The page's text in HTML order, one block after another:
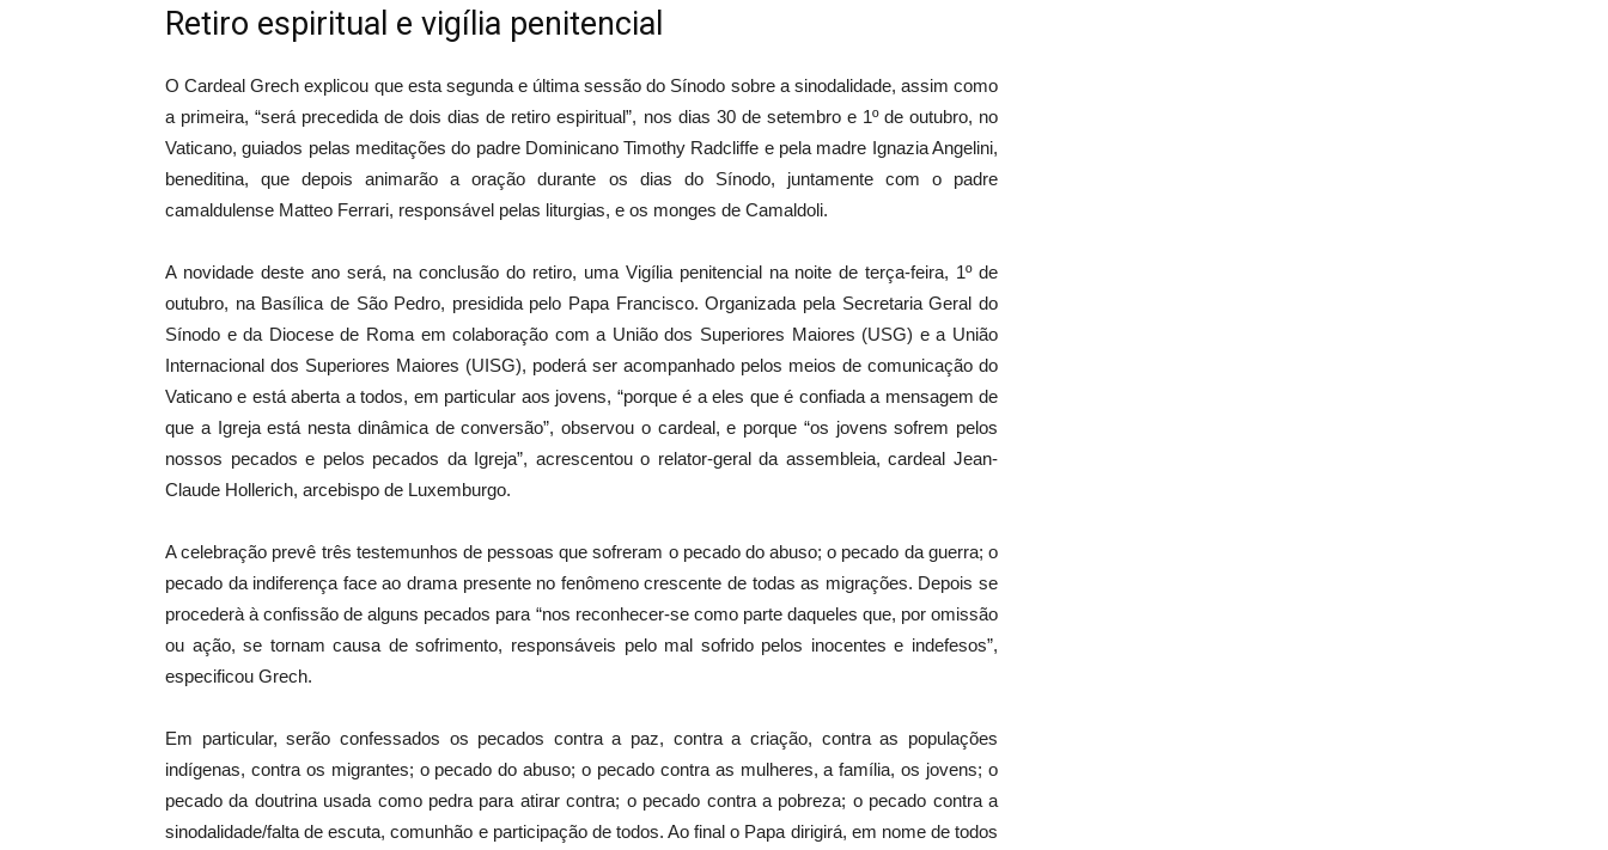
ou
para
baixo
para
diminuir
o
volume.
Retiro espiritual e vigília penitencial
O Cardeal Grech explicou que esta segunda e última sessão do Sínodo sobre a sinodalidade, assim como
a primeira, “será precedida de dois dias de retiro espiritual”, nos dias 30 de setembro e 1º de outubro, no
Vaticano, guiados pelas meditações do padre Dominicano Timothy Radcliffe e pela madre Ignazia Angelini,
beneditina, que depois animarão a oração durante os dias do Sínodo, juntamente com o padre
camaldulense Matteo Ferrari, responsável pelas liturgias, e os monges de Camaldoli.
A novidade deste ano será, na conclusão do retiro, uma Vigília penitencial na noite de terça-feira, 1º de
outubro, na Basílica de São Pedro, presidida pelo Papa Francisco. Organizada pela Secretaria Geral do
Sínodo e da Diocese de Roma em colaboração com a União dos Superiores Maiores (USG) e a União
Internacional dos Superiores Maiores (UISG), poderá ser acompanhado pelos meios de comunicação do
Vaticano e está aberta a todos, em particular aos jovens, “porque é a eles que é confiada a mensagem de
que a Igreja está nesta dinâmica de conversão”, observou o cardeal, e porque “os jovens sofrem pelos
nossos pecados e pelos pecados da Igreja”, acrescentou o relator-geral da assembleia, cardeal Jean-
Claude Hollerich, arcebispo de Luxemburgo.
A celebração prevê três testemunhos de pessoas que sofreram o pecado do abuso; o pecado da guerra; o
pecado da indiferença face ao drama presente no fenômeno crescente de todas as migrações. Depois se
procederà à confissão de alguns pecados para “nos reconhecer-se como parte daqueles que, por omissão
ou ação, se tornam causa de sofrimento, responsáveis ​​pelo mal sofrido pelos inocentes e indefesos”,
especificou Grech.
Em particular, serão confessados os pecados contra a paz, contra a criação, contra as populações
indígenas, contra os migrantes; o pecado do abuso; o pecado contra as mulheres, a família, os jovens; o
pecado da doutrina usada como pedra para atirar contra; o pecado contra a pobreza; o pecado contra a
sinodalidade/falta de escuta, comunhão e participação de todos. Ao final o Papa dirigirá, em nome de todos